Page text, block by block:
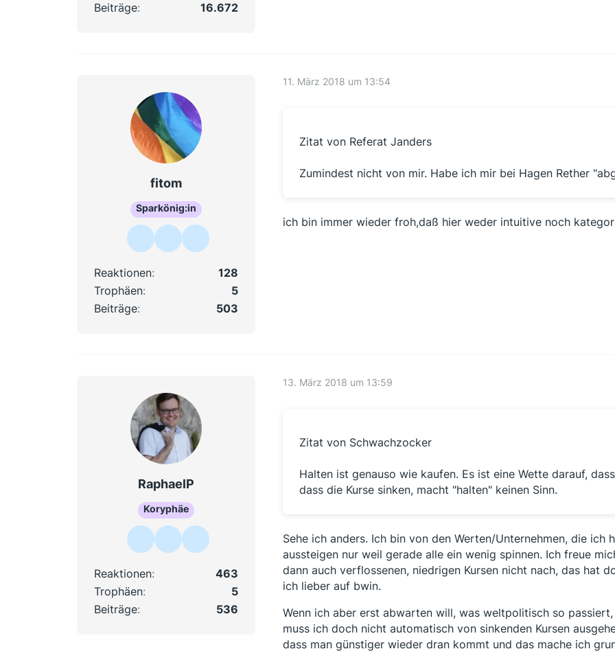
Beiträge
16.672
fitom
Sparkönig:in
Reaktionen
128
Trophäen
5
Beiträge
503
11. März 2018 um 13:54
Zitat von Referat Janders
Zumindest nicht von mir. Habe ich mir bei Hagen Rether
ich bin immer wieder froh,daß hier weder intuitive noch
RaphaelP
Koryphäe
Reaktionen
463
Trophäen
5
Beiträge
536
13. März 2018 um 13:59
Zitat von Schwachzocker
Halten ist genauso wie kaufen. Es ist eine Wette darauf,
dass die Kurse sinken, macht "halten" keinen Sinn.
Sehe ich anders. Ich bin von den Werten/Unternehmen, die
aussteigen nur weil gerade alle ein wenig spinnen. Ich freue
dann auch verflossenen, niedrigen Kursen nicht nach, das hat
ich lieber auf bwin.
Wenn ich aber erst abwarten will, was weltpolitisch so
muss ich doch nicht automatisch von sinkenden Kursen
dass man günstiger wieder dran kommt und das mache ich